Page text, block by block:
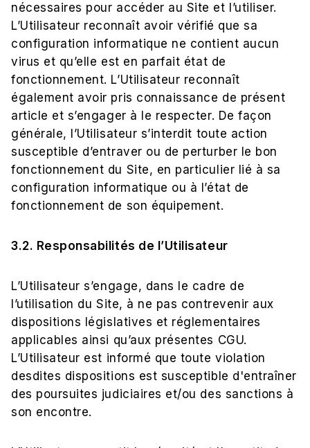
nécessaires pour accéder au Site et l’utiliser.
L’Utilisateur reconnaît avoir vérifié que sa
configuration informatique ne contient aucun
virus et qu’elle est en parfait état de
fonctionnement. L’Utilisateur reconnaît
également avoir pris connaissance de présent
article et s’engager à le respecter. De façon
générale, l’Utilisateur s’interdit toute action
susceptible d’entraver ou de perturber le bon
fonctionnement du Site, en particulier lié à sa
configuration informatique ou à l’état de
fonctionnement de son équipement.
3.2. Responsabilités de l’Utilisateur
L’Utilisateur s’engage, dans le cadre de
l’utilisation du Site, à ne pas contrevenir aux
dispositions législatives et réglementaires
applicables ainsi qu’aux présentes CGU.
L’Utilisateur est informé que toute violation
desdites dispositions est susceptible d'entraîner
des poursuites judiciaires et/ou des sanctions à
son encontre.